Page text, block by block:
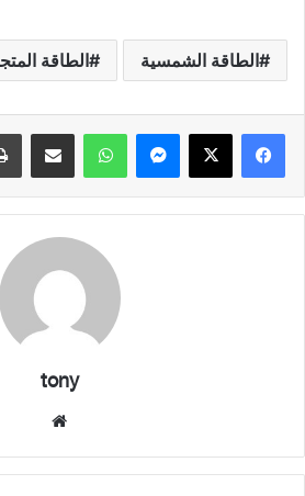
الطاقة الشمسية الطاقة
فيسبوك X ماسنجر واتساب مشاركة عبر البريد
tony